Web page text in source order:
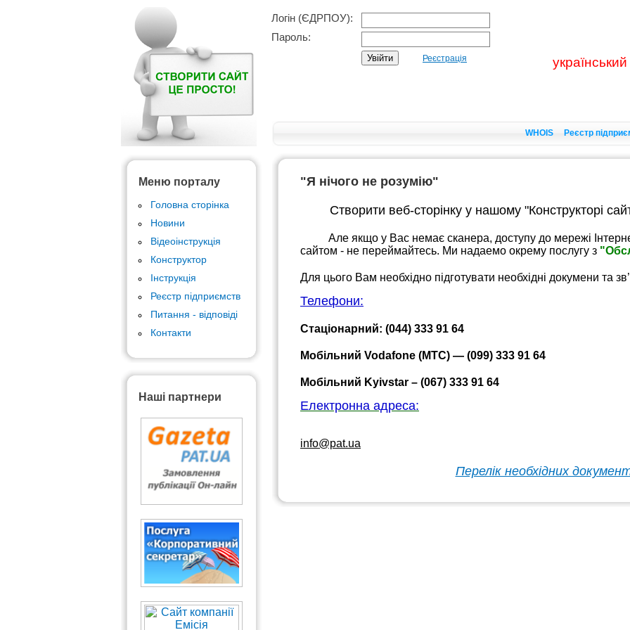
Логін (ЄДРПОУ):
Пароль:
Реєстрація
WHOIS Реєстр
Меню порталу
Головна сторінка
Новини
Відеоінструкція
Конструктор
Інструкція
Реєстр підприємств
Питання - відповіді
Контакти
Наші партнери
"Я нічого не розумію"
Створити веб-сторінку у нашому "Конструкторі
Але якщо у Вас немає сканера, доступу до мережі
сайтом - не переймайтесь. Ми надаемо окрему послугу з
Для цього Вам необхідно підготувати необхідні докумени та
Телефони:
Стаціонарний: (044) 333 91 64
Мобільний Vodafone (MTС) — (099) 333 91 64
Мобільний Kyivstar – (067) 333 91 64
Електронна адреса:
info@pat.ua
Перелік необхідних